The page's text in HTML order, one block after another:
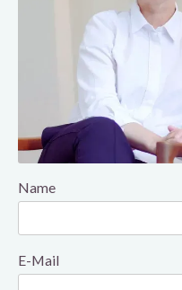
Name
E-Mail